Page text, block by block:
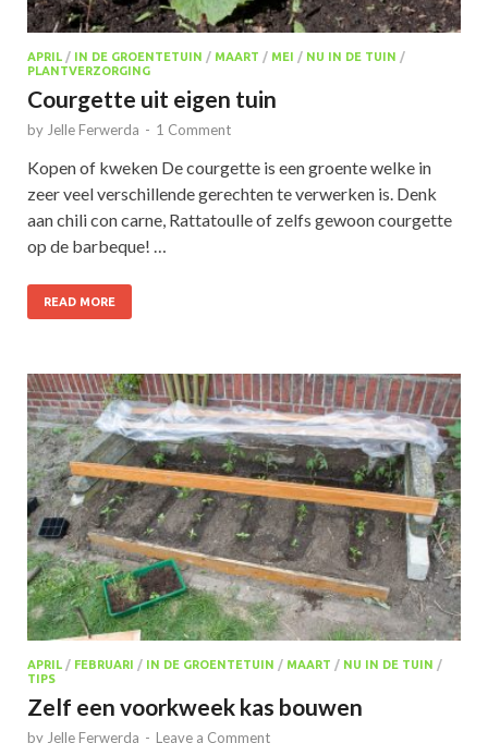
APRIL / IN DE GROENTETUIN / MAART / MEI / NU IN DE TUIN /
PLANTVERZORGING
Courgette uit eigen tuin
by Jelle Ferwerda - 1 Comment
Kopen of kweken De courgette is een groente welke in
zeer veel verschillende gerechten te verwerken is. Denk
aan chili con carne, Rattatoulle of zelfs gewoon courgette
op de barbeque! …
READ MORE
APRIL / FEBRUARI / IN DE GROENTETUIN / MAART / NU IN DE TUIN /
TIPS
Zelf een voorkweek kas bouwen
by Jelle Ferwerda - Leave a Comment